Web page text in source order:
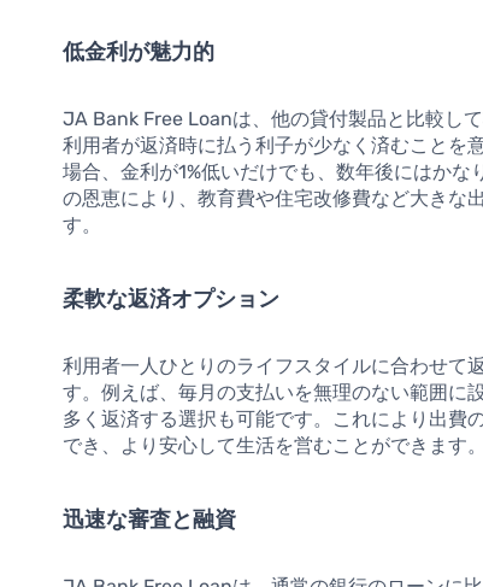
低金利が魅力的
JA Bank Free Loanは、他の貸付製品と比較して
利用者が返済時に払う利子が少なく済むことを
場合、金利が1%低いだけでも、数年後にはかな
の恩恵により、教育費や住宅改修費など大きな
す。
柔軟な返済オプション
利用者一人ひとりのライフスタイルに合わせて
す。例えば、毎月の支払いを無理のない範囲に
多く返済する選択も可能です。これにより出費
でき、より安心して生活を営むことができます。
迅速な審査と融資